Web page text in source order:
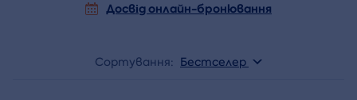
Досвід онлайн-бронювання
Сортування: Бестселер